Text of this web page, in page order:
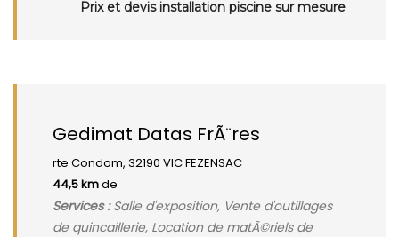
Prix et devis installation piscine sur mesure
Gedimat Datas FrÃ¨res
rte Condom, 32190 VIC FEZENSAC
44,5 kmde
Services :Salle d'exposition, Vente d'outillages
de quincaillerie, Location de matÃ©riels de